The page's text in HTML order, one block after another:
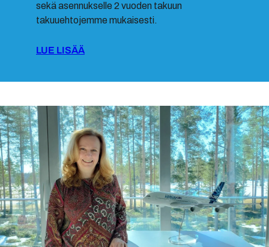
sekä asennukselle 2 vuoden takuun
takuuehtojemme mukaisesti.
LUE LISÄÄ